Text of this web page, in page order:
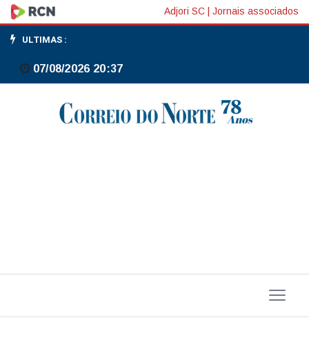
B3
lança
primeiro
índice
dedicado
12º
Adjori SC Jornais associados
ULTIMAS :
07/08/2026 20:37